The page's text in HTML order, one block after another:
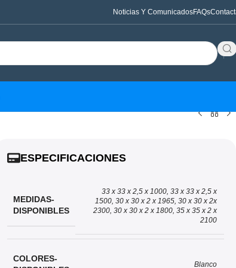
Noticias Y ComunicadosFAQs
ESPECIFICACIONES
MEDIDAS-
DISPONIBLES
33 x 33 x 2,5 x 1000, 33 x 33 x 2,5 x
1500, 30 x 30 x 2 x 1965, 30 x 30 x 2x
2300, 30 x 30 x 2 x 1800, 35 x 35 x 2 x
2100
COLORES-
Blanco